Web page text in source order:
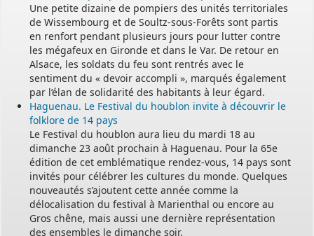
Une petite dizaine de pompiers des unités territoriales
de Wissembourg et de Soultz-sous-Forêts sont partis
en renfort pendant plusieurs jours pour lutter contre
les mégafeux en Gironde et dans le Var. De retour en
Alsace, les soldats du feu sont rentrés avec le
sentiment du « devoir accompli », marqués également
par l’élan de solidarité des habitants à leur égard.
Haguenau. Le Festival du houblon invite à découvrir le
folklore de 14 pays
Le Festival du houblon aura lieu du mardi 18 au
dimanche 23 août prochain à Haguenau. Pour la 65e
édition de cet emblématique rendez-vous, 14 pays sont
invités pour célébrer les cultures du monde. Quelques
nouveautés s’ajoutent cette année comme la
délocalisation du festival à Marienthal ou encore au
Gros chêne, mais aussi une dernière représentation
des ensembles le dimanche soir.